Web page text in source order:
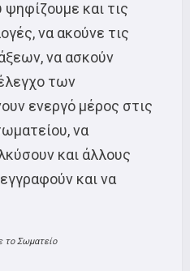
ψηφίζουμε και τις
να ακούνε τις
να ασκούν
των
ενεργό μέρος στις
να
και άλλους
και να
το Σωματείο